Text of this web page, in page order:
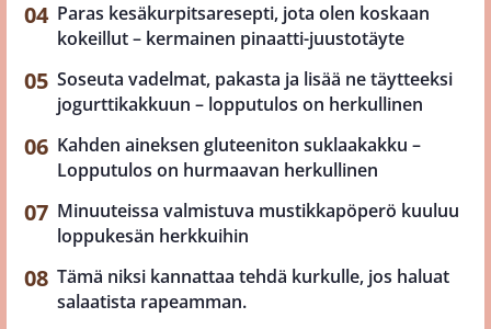
Paras kesäkurpitsaresepti, jota olen koskaan
kokeillut – kermainen pinaatti-juustotäyte
Soseuta vadelmat, pakasta ja lisää ne täytteeksi
jogurttikakkuun – lopputulos on herkullinen
Kahden aineksen gluteeniton suklaakakku –
Lopputulos on hurmaavan herkullinen
Minuuteissa valmistuva mustikkapöperö kuuluu
loppukesän herkkuihin
Tämä niksi kannattaa tehdä kurkulle, jos haluat
salaatista rapeamman.